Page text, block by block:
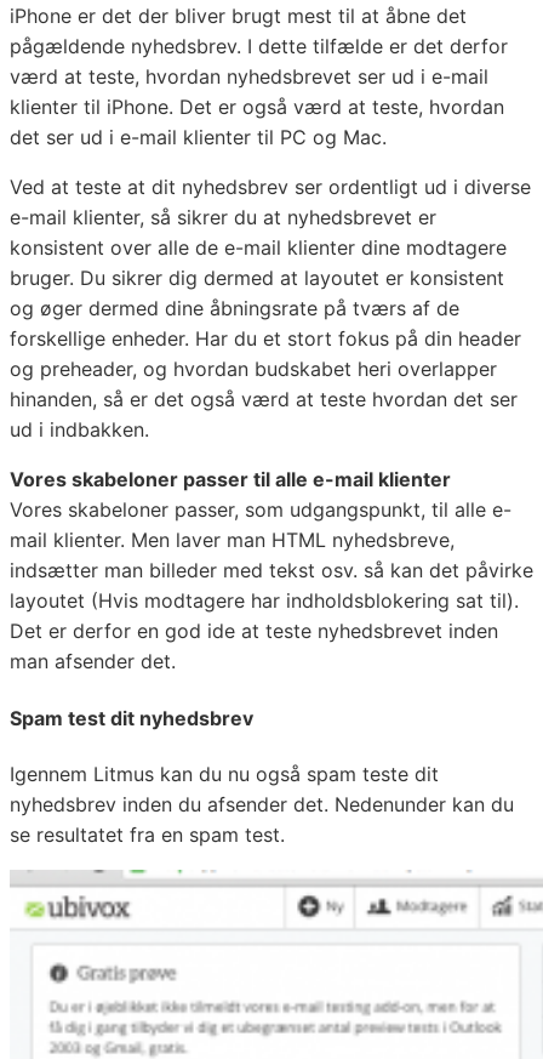
iPhone er det der bliver brugt mest til at åbne det
pågældende nyhedsbrev. I dette tilfælde er det derfor
værd at teste, hvordan nyhedsbrevet ser ud i e-mail
klienter til iPhone. Det er også værd at teste, hvordan
det ser ud i e-mail klienter til PC og Mac.
Ved at teste at dit nyhedsbrev ser ordentligt ud i diverse
e-mail klienter, så sikrer du at nyhedsbrevet er
konsistent over alle de e-mail klienter dine modtagere
bruger. Du sikrer dig dermed at layoutet er konsistent
og øger dermed dine åbningsrate på tværs af de
forskellige enheder. Har du et stort fokus på din header
og preheader, og hvordan budskabet heri overlapper
hinanden, så er det også værd at teste hvordan det ser
ud i indbakken.
Vores skabeloner passer til alle e-mail klienter
Vores skabeloner passer, som udgangspunkt, til alle e-
mail klienter. Men laver man HTML nyhedsbreve,
indsætter man billeder med tekst osv. så kan det påvirke
layoutet (Hvis modtagere har indholdsblokering sat til).
Det er derfor en god ide at teste nyhedsbrevet inden
man afsender det.
Spam test dit nyhedsbrev
Igennem Litmus kan du nu også spam teste dit
nyhedsbrev inden du afsender det. Nedenunder kan du
se resultatet fra en spam test.